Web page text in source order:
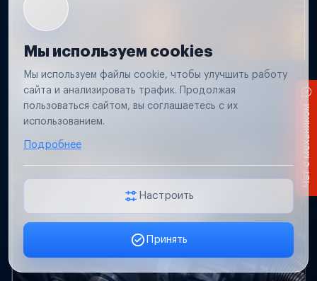
Не работает свет прицепа
Проверим проводку и разъемы, восстановим
освещение прицепа.
Мы используем cookies
Мы используем файлы cookie, чтобы улучшить работу
сайта и анализировать трафик. Продолжая
пользоваться сайтом, вы соглашаетесь с их
использованием.
Подробнее
Настроить
Принять
Заявка онлайн
Чат с механиком